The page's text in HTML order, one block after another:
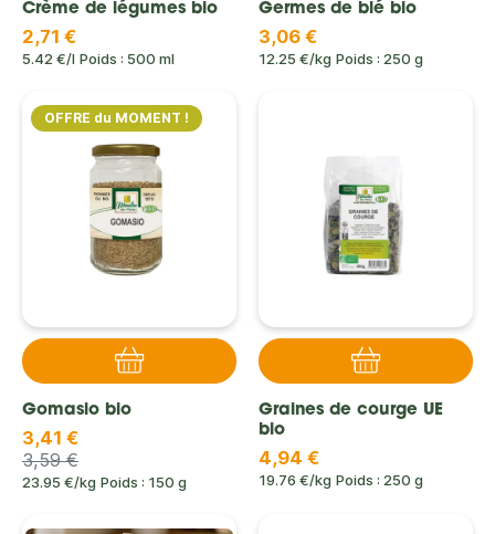
Crème de légumes bio
2,71 €
5.42 €/l Poids : 500 ml
Germes de blé bio
3,06 €
12.25 €/kg Poids : 250 g
OFFRE du MOMENT !
Gomasio bio
3,41 €
3,59 €
23.95 €/kg Poids : 150 g
Graines de courge UE
bio
4,94 €
19.76 €/kg Poids : 250 g